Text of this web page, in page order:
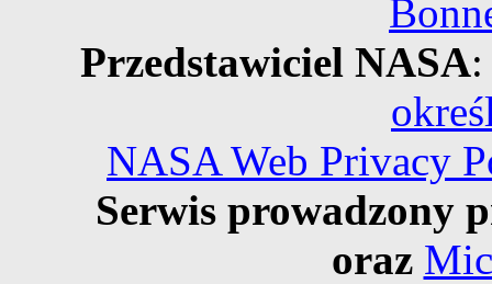
Przedstawiciel NASA
NASA Web Privacy
Serwis prowadzony
oraz